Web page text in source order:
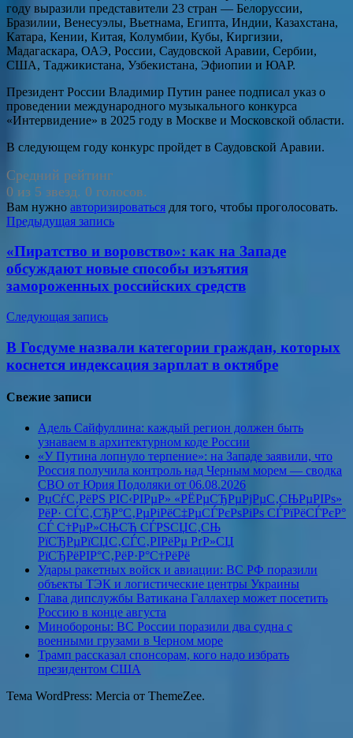
году выразили представители 23 стран — Белоруссии,
Бразилии, Венесуэлы, Вьетнама, Египта, Индии, Казахстана,
Катара, Кении, Китая, Колумбии, Кубы, Киргизии,
Мадагаскара, ОАЭ, России, Саудовской Аравии, Сербии,
США, Таджикистана, Узбекистана, Эфиопии и ЮАР.
Президент России Владимир Путин ранее подписал указ о
проведении международного музыкального конкурса
«Интервидение» в 2025 году в Москве и Московской области.
В следующем году конкурс пройдет в Саудовской Аравии.
Средний рейтинг
0 из 5 звезд. 0 голосов.
Вам нужно авторизироваться для того, чтобы проголосовать.
Навигация
по
записям
Предыдущая запись
«Пиратство и воровство»: как на Западе
обсуждают новые способы изъятия
замороженных российских средств
Следующая запись
В Госдуме назвали категории граждан, которых
коснется индексация зарплат в октябре
Свежие записи
Адель Сайфуллина: каждый регион должен быть
узнаваем в архитектурном коде России
«У Путина лопнуло терпение»: на Западе заявили, что
Россия получила контроль над Черным морем — сводка
СВО от Юрия Подоляки от 06.08.2026
РџСѓС‚РёРЅ РІС‹РІРµР» «РЁРµСЂРµРјРµС‚СЊРµРІРѕ»
РёР· СЃС‚СЂР°С‚РµРіРёС‡РµСЃРєРѕРіРѕ СЃРїРёСЃРєР°
СЃ С†РµР»СЊСЋ СЃРЅСЏС‚СЊ
РїСЂРµРїСЏС‚СЃС‚РІРёРµ РґР»СЏ
РїСЂРёРІР°С‚РёР·Р°С†РёРё
Удары ракетных войск и авиации: ВС РФ поразили
объекты ТЭК и логистические центры Украины
Глава дипслужбы Ватикана Галлахер может посетить
Россию в конце августа
Минобороны: ВС России поразили два судна с
военными грузами в Черном море
Трамп рассказал спонсорам, кого надо избрать
президентом США
Тема WordPress: Mercia от ThemeZee.